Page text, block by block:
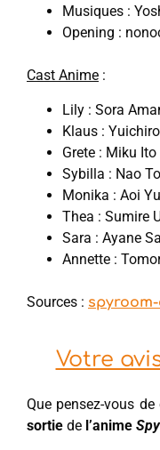
Musiques :
Opening :
Cast Anime :
Lily : Sora
Klaus :
Grete : Miku Ito
Sybilla : Nao
Monika : Aoi
Thea : Sumire
Sara : Ayane
Annette :
Sources :
Votre
Que pensez-vous
sortie de l’anime